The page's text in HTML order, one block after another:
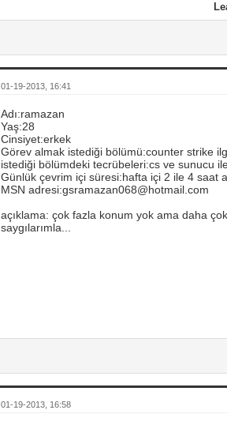
01-19-2013, 16:41
Adı:ramazan
Yaş:28
Cinsiyet:erkek
Görev almak istediği bölümü:counter strike
istediği bölümdeki tecrübeleri:cs ve sunucu
Günlük çevrim içi süresi:hafta içi 2 ile 4 saat
MSN adresi:gsramazan068@hotmail.com
açıklama: çok fazla konum yok ama daha
saygılarımla...
01-19-2013, 16:58